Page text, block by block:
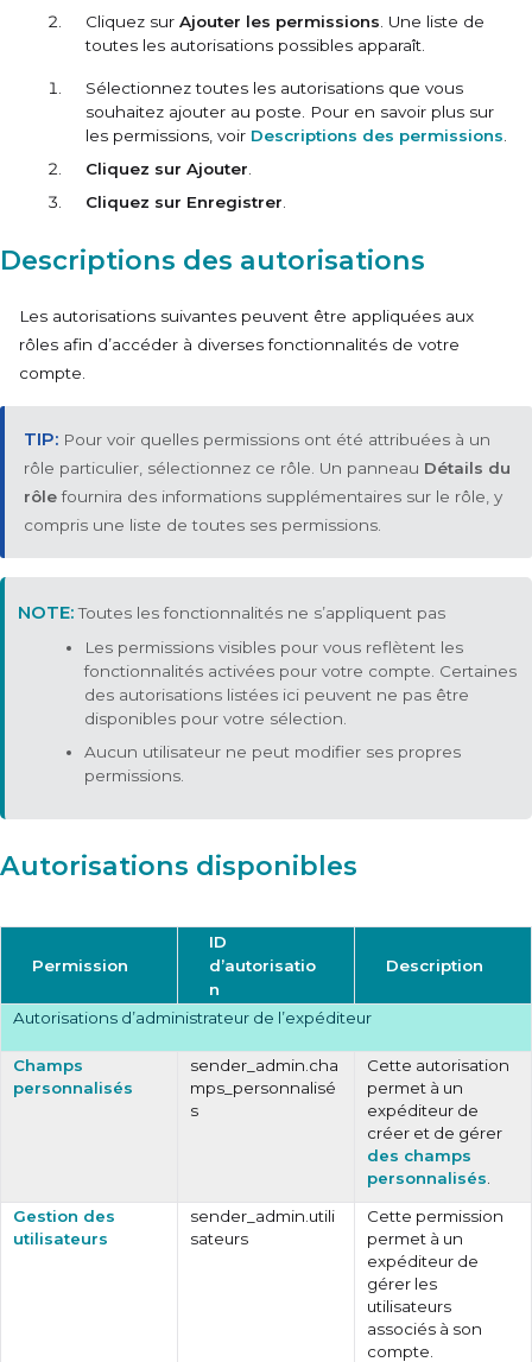
Cliquez sur Ajouter les permissions . Une liste de
toutes les autorisations possibles apparaît.
Sélectionnez toutes les autorisations que vous
souhaitez ajouter au poste. Pour en savoir plus sur
les permissions, voir Descriptions des permissions
Cliquez sur Ajouter
Cliquez sur Enregistrer
Descriptions des autorisations
Les autorisations suivantes peuvent être appliquées aux
rôles afin d’accéder à diverses fonctionnalités de votre
compte.
Pour voir quelles permissions ont été attribuées à un
rôle particulier, sélectionnez ce rôle. Un panneau Détails du
rôlefournira des informations supplémentaires sur le rôle, y
compris une liste de toutes ses permissions.
Toutes les fonctionnalités ne s’appliquent pas
Les permissions visibles pour vous reflètent les
fonctionnalités activées pour votre compte. Certaines
des autorisations listées ici peuvent ne pas être
disponibles pour votre sélection.
Aucun utilisateur ne peut modifier ses propres
permissions.
Autorisations disponibles
Permission
ID
d’autorisatio
n
Description
Autorisations d’administrateur de l’expéditeur
Champs
personnalisés
sender_admin.cha
mps_personnalisé
s
Cette autorisation
permet à un
expéditeur de
créer et de gérer
des champs
personnalisés
Gestion des
utilisateurs
sender_admin.utili
sateurs
Cette permission
permet à un
expéditeur de
gérer les
utilisateurs
associés à son
compte.